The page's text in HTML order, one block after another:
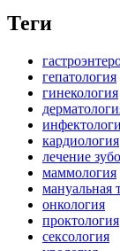
Теги
гепатология
гинекология
кардиология
лечение
маммология
мануальная
онкология
проктология
сексология